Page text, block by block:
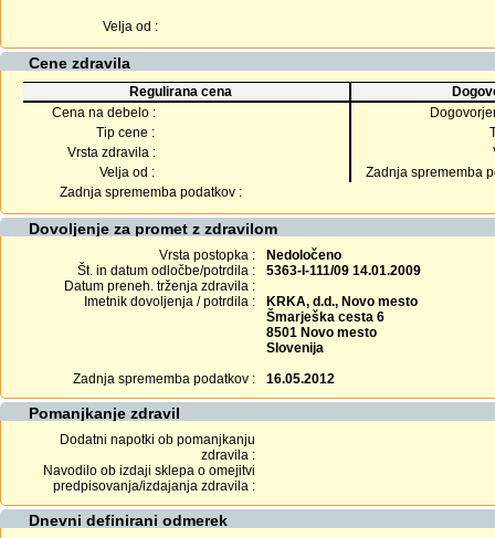
Velja od :
Cene zdravila
Regulirana cena
Cena na debelo :
Tip cene :
Vrsta zdravila :
Velja od :
Zadnja sprememba
Zadnja sprememba podatkov :
Dovoljenje za promet z zdravilom
Vrsta postopka :
Nedoločeno
Št. in datum odločbe/potrdila :
5363-I-111/09 14.01.2009
Datum preneh. trženja zdravila :
Imetnik dovoljenja / potrdila :
KRKA, d.d., Novo mesto
Šmarješka cesta 6
8501 Novo mesto
Slovenija
Zadnja sprememba podatkov :
16.05.2012
Pomanjkanje zdravil
Dodatni napotki ob pomanjkanju
zdravila :
Navodilo ob izdaji sklepa o omejitvi
predpisovanja/izdajanja zdravila :
Dnevni definirani odmerek